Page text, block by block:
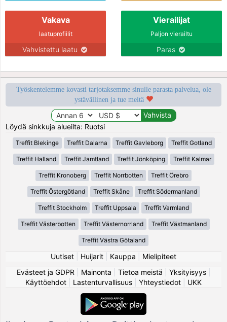
Vakava
laatuprofiilit
Vahvistettu laatu
Vierailijat
Paljon vierailtu
Paras
Työskentelemme kovasti tarjotaksemme sinulle parasta palvelua, ole
ystävällinen ja tue meitä
Löydä sinkkuja alueilta: Ruotsi
Treffit Blekinge Treffit Dalarna Treffit Gavleborg Treffit Gotland
Treffit Halland Treffit Jamtland Treffit Jönköping Treffit Kalmar
Treffit Kronoberg Treffit Norrbotten Treffit Örebro
Treffit Östergötland Treffit Skåne Treffit Södermanland
Treffit Stockholm Treffit Uppsala Treffit Varmland
Treffit Västerbotten Treffit Västernorrland Treffit Västmanland
Treffit Västra Götaland
Uutiset Huijarit Kauppa
Mielipiteet
Evästeet ja GDPR
Mainonta Tietoa meistä Yksityisyys|
Käyttöehdot
Lastenturvallisuus Yhteystiedot UKK